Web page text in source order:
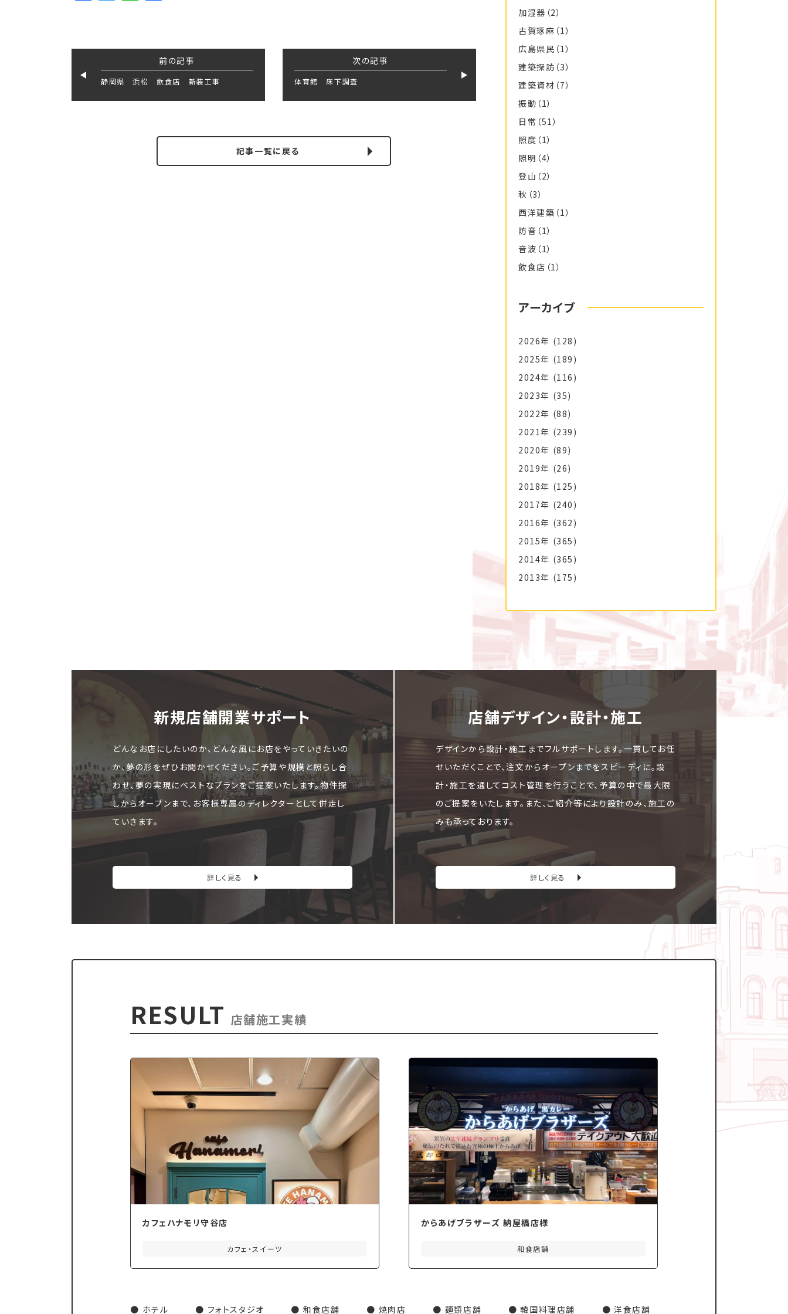
前の記事
静岡県 浜松 飲食店 新装工事
次の記事
体育館 床下調査
記事一覧に戻る
加湿器 （2）
古賀琢麻 （1）
広島県民 （1）
建築探訪 （3）
建築資材 （7）
振動 （1）
日常 （51）
照度 （1）
照明 （4）
登山 （2）
秋 （3）
西洋建築 （1）
防音 （1）
音波 （1）
飲食店 （1）
アーカイブ
2026年 (128)
2025年 (189)
2024年 (116)
2023年 (35)
2022年 (88)
2021年 (239)
2020年 (89)
2019年 (26)
2018年 (125)
2017年 (240)
2016年 (362)
2015年 (365)
2014年 (365)
2013年 (175)
新規店舗開業サポート
どんなお店にしたいのか、どんな風にお店をやっていきたいの
か、夢の形をぜひお聞かせください。ご予算や規模と照らし合
わせ、夢の実現にベストなプランをご提案いたします。物件探
しからオープンまで、お客様専属のディレクターとして併走し
ていきます。
詳しく見る
店舗デザイン・設計・施⼯
デザインから設計・施工までフルサポートします。一貫してお任
せいただくことで、注文からオープンまでをスピーディに。設
計・施工を通してコスト管理を行うことで、予算の中で最大限
のご提案をいたします。また、ご紹介等により設計のみ、施工の
みも承っております。
詳しく見る
RESULT 店舗施工実績
カフェハナモリ守谷店
カフェ・スイーツ
からあげブラザーズ 納屋橋店様
和食店舗
ホテル フォトスタジオ 和食店舗 焼肉店 麺類店舗 韓国料理店舗 洋食店舗